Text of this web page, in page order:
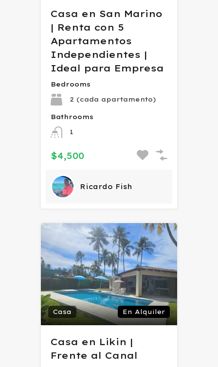
Casa en San Marino
| Renta con 5
Apartamentos
Independientes |
Ideal para Empresa
Bedrooms
2 (cada apartamento)
Bathrooms
1
$4,500
Ricardo Fish
Casa En Alquiler
Casa en Likin |
Frente al Canal